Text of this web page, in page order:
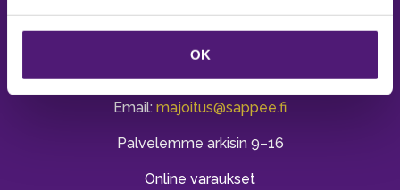
OK
Tiedustelut & Varaukset
Email: majoitus@sappee.fi
Palvelemme arkisin 9–16
Online varaukset